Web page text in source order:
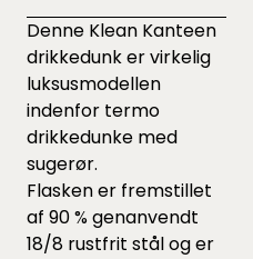
Denne Klean Kanteen
drikkedunk er virkelig
luksusmodellen
indenfor termo
drikkedunke med
sugerør.
Flasken er fremstillet
af 90 % genanvendt
18/8 rustfrit stål og er